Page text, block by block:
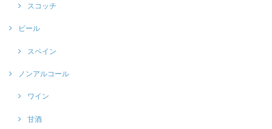
スコッチ
ビール
スペイン
ノンアルコール
ワイン
甘酒